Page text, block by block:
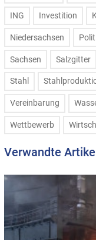
ING Investition
Niedersachsen
Sachsen Salzgitter
Stahl
Vereinbarung
Wettbewerb
Verwandte